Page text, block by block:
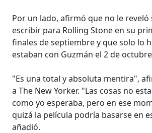
Por un lado, afirmó que no le
escribir para Rolling Stone en su
finales de septiembre y que solo lo
estaban con Guzmán el 2 de
"Es una total y absoluta mentira",
a The New Yorker. "Las cosas no
como yo esperaba, pero en ese
quizá la película podría basarse en
añadió.